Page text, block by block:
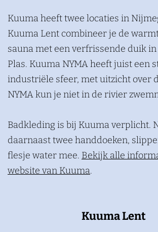
Kuuma heeft twee locaties in
Kuuma Lent combineer je de
sauna met een verfrissende duik in
Plas. Kuuma NYMA heeft juist een
industriële sfeer, met uitzicht over
NYMA kun je niet in de rivier
Badkleding is bij Kuuma verplicht.
daarnaast twee handdoeken,
flesje water mee. Bekijk alle
website van Kuuma.
Kuuma Lent